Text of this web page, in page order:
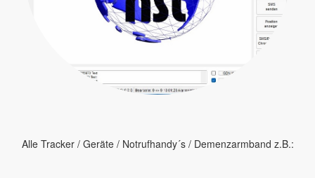
Alle Tracker / Geräte / Notrufhandy´s / Demenzarmband z.B.: